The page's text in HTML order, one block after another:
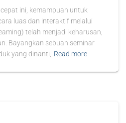
ini, kemampuan untuk
luas dan interaktif melalui
telah menjadi keharusan,
Bayangkan sebuah seminar
yang dinanti,
Read more